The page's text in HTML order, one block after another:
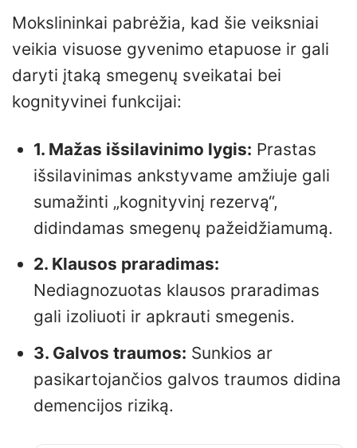
Mokslininkai pabrėžia, kad šie veiksniai
veikia visuose gyvenimo etapuose ir gali
daryti įtaką smegenų sveikatai bei
kognityvinei funkcijai:
1. Mažas išsilavinimo lygis: Prastas
išsilavinimas ankstyvame amžiuje gali
sumažinti „kognityvinį rezervą“,
didindamas smegenų pažeidžiamumą.
2. Klausos praradimas:
Nediagnozuotas klausos praradimas
gali izoliuoti ir apkrauti smegenis.
3. Galvos traumos: Sunkios ar
pasikartojančios galvos traumos didina
demencijos riziką.